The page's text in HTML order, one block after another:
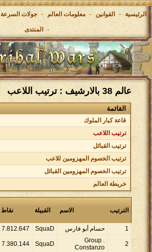
الرئيسية - القوانين - معلومات العالم - جولات السرعة
- المنتدى
عالم 38 بالارشيف : ترتيب اللاعب
القائمة
قاعة كبار الملوك
ترتيب اللاعب
ترتيب القبائل
ترتيب الخصوم المهزومين للاعب
ترتيب الخصوم المهزومين القبائل
خريطة العالم
الترتيب الاسم القبيلة نقاط
1
حسام أبو فارس SquaD
7.812.647
2
. Group
Constanzo
SquaD
7.380.144